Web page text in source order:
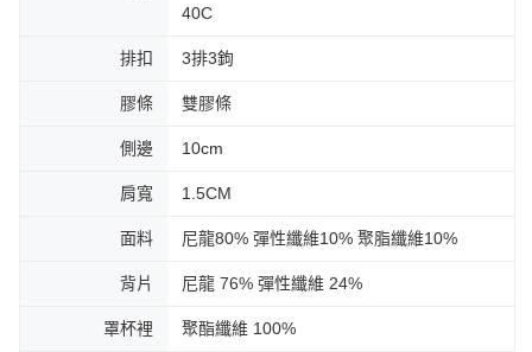
40C
排扣 3排3鉤
膠條 雙膠條
側邊 10cm
肩寬 1.5CM
面料 尼龍80% 彈性纖維10% 聚脂纖維10%
背片 尼龍 76% 彈性纖維 24%
罩杯裡 聚酯纖維 100%